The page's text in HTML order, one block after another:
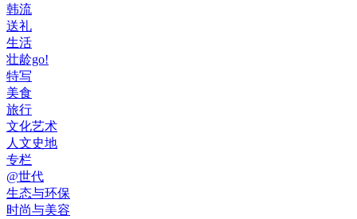
韩流
送礼
生活
壮龄go!
特写
美食
旅行
文化艺术
人文史地
专栏
@世代
生态与环保
时尚与美容